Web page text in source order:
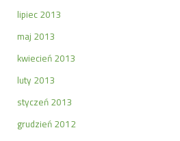
lipiec 2013
maj 2013
kwiecień 2013
luty 2013
styczeń 2013
grudzień 2012